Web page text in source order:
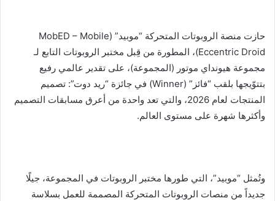
حازت منصة الروبوتات المتحركة “موبيد” (MobED – Mobile
Eccentric Droid)، المطورة من قِبل مختبر الروبوتات التابع لـ
مجموعة هيونداي موتور (المجموعة)، على تقدير عالمي رفيع
بتتوّيجها بلقب “فائز” (Winner) في جائزة “ريد دوت”: تصميم
المنتجات لعام 2026، والتي تعد واحدة من أعرق مسابقات التصميم
وأكثرها شهرة على مستوى العالم.
وتُمثل “موبيد”، التي طورها مختبر الروبوتات في المجموعة، جيلًا
جديداً من منصات الروبوتات المتحركة المصممة للعمل بسلاسة